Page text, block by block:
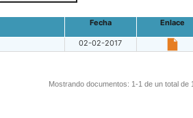
Fecha Enlace
02-02-2017
Mostrando documentos: 1-1 de un total de 1